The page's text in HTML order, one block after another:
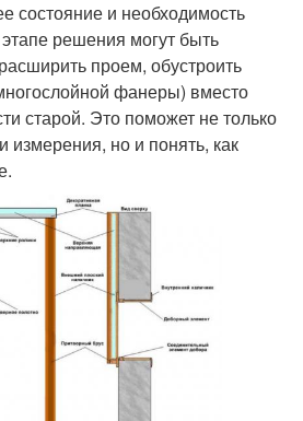
состояние и необходимость
решения могут быть
проем, обустроить
фанеры) вместо
старой. Это поможет не только
измерения, но и понять, как